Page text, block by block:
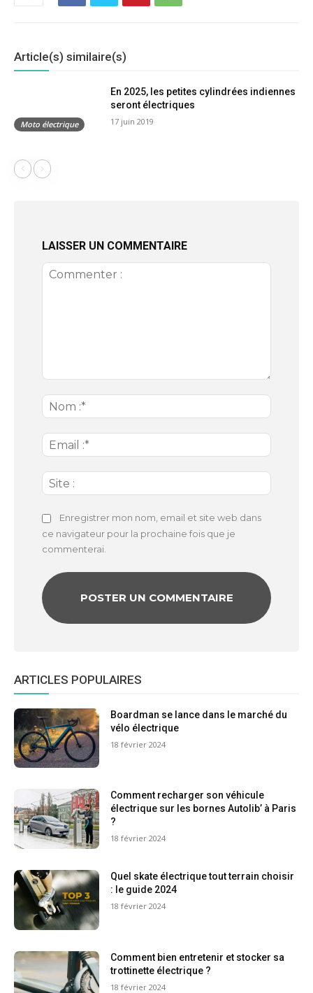
Article(s) similaire(s)
Moto électrique
En 2025, les petites cylindrées indiennes
seront électriques
17 juin 2019
LAISSER UN COMMENTAIRE
:
Enregistrer mon nom, email et site web dans
ce navigateur pour la prochaine fois que je
commenterai.
ARTICLES POPULAIRES
Boardman se lance dans le marché du
vélo électrique
18 février 2024
Comment recharger son véhicule
électrique sur les bornes Autolib’ à Paris
?
18 février 2024
Quel skate électrique tout terrain choisir
: le guide 2024
18 février 2024
Comment bien entretenir et stocker sa
trottinette électrique ?
18 février 2024